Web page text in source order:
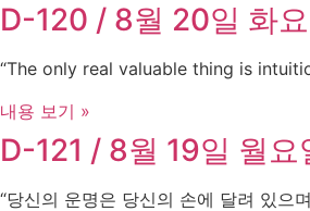
D-120 / 8월 20일 화
“The only real valuable thing is
내용 보기 »
D-121 / 8월 19일 월요
“당신의 운명은 당신의 손에 달려 있으